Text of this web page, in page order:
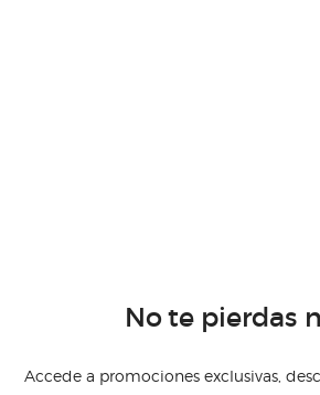
No te pierdas
Accede a promociones exclusivas,